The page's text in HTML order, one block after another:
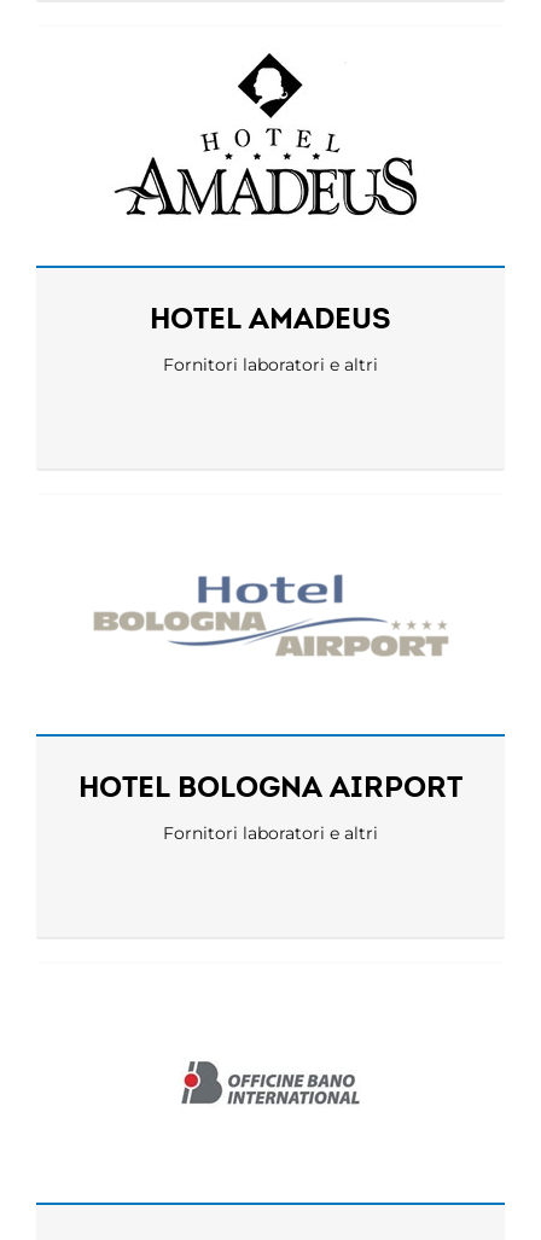
HOTEL AMADEUS
Fornitori laboratori e altri
HOTEL BOLOGNA AIRPORT
Fornitori laboratori e altri